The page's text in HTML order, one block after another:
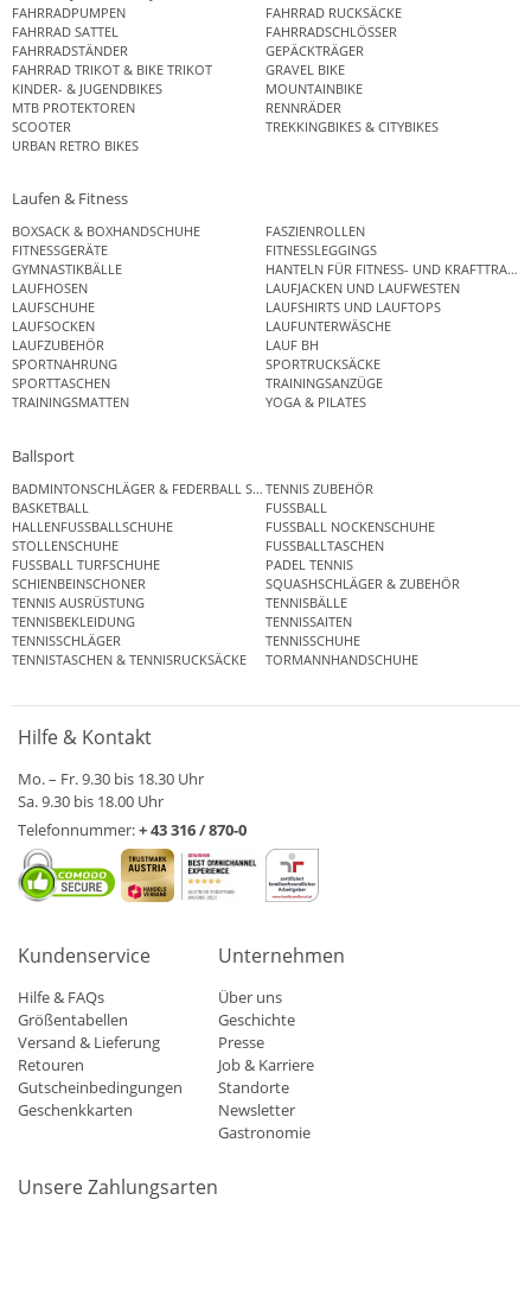
FAHRRADPUMPEN
FAHRRAD RUCKSÄCKE
FAHRRAD SATTEL
FAHRRADSCHLÖSSER
FAHRRADSTÄNDER
GEPÄCKTRÄGER
FAHRRAD TRIKOT & BIKE TRIKOT
GRAVEL BIKE
KINDER- & JUGENDBIKES
MOUNTAINBIKE
MTB PROTEKTOREN
RENNRÄDER
SCOOTER
TREKKINGBIKES & CITYBIKES
URBAN RETRO BIKES
Laufen & Fitness
BOXSACK & BOXHANDSCHUHE
FASZIENROLLEN
FITNESSGERÄTE
FITNESSLEGGINGS
GYMNASTIKBÄLLE
HANTELN FÜR FITNESS- UND
LAUFHOSEN
LAUFJACKEN UND LAUFWESTEN
LAUFSCHUHE
LAUFSHIRTS UND LAUFTOPS
LAUFSOCKEN
LAUFUNTERWÄSCHE
LAUFZUBEHÖR
LAUF BH
SPORTNAHRUNG
SPORTRUCKSÄCKE
SPORTTASCHEN
TRAININGSANZÜGE
TRAININGSMATTEN
YOGA & PILATES
Ballsport
BADMINTONSCHLÄGER & FEDERBALL SETSTENNIS ZUBEHÖR
BASKETBALL
FUSSBALL
HALLENFUSSBALLSCHUHE
FUSSBALL NOCKENSCHUHE
STOLLENSCHUHE
FUSSBALLTASCHEN
FUSSBALL TURFSCHUHE
PADEL TENNIS
SCHIENBEINSCHONER
SQUASHSCHLÄGER & ZUBEHÖR
TENNIS AUSRÜSTUNG
TENNISBÄLLE
TENNISBEKLEIDUNG
TENNISSAITEN
TENNISSCHLÄGER
TENNISSCHUHE
TENNISTASCHEN & TENNISRUCKSÄCKE
TORMANNHANDSCHUHE
Hilfe & Kontakt
Mo. – Fr. 9.30 bis 18.30 Uhr
Sa. 9.30 bis 18.00 Uhr
Telefonnummer:+ 43 316 / 870-0
Kundenservice
Hilfe & FAQs
Größentabellen
Versand & Lieferung
Retouren
Gutscheinbedingungen
Geschenkkarten
Unternehmen
Über uns
Geschichte
Presse
Job & Karriere
Standorte
Newsletter
Gastronomie
Unsere Zahlungsarten